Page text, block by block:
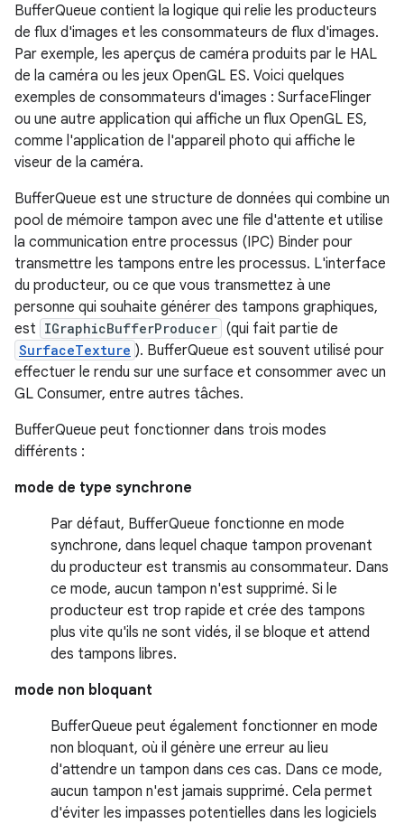
BufferQueue contient la logique qui relie les producteurs
de flux d'images et les consommateurs de flux d'images.
Par exemple, les aperçus de caméra produits par le HAL
de la caméra ou les jeux OpenGL ES. Voici quelques
exemples de consommateurs d'images : SurfaceFlinger
ou une autre application qui affiche un flux OpenGL ES,
comme l'application de l'appareil photo qui affiche le
viseur de la caméra.
BufferQueue est une structure de données qui combine un
pool de mémoire tampon avec une file d'attente et utilise
la communication entre processus (IPC) Binder pour
transmettre les tampons entre les processus. L'interface
du producteur, ou ce que vous transmettez à une
personne qui souhaite générer des tampons graphiques,
est IGraphicBufferProducer (qui fait partie de
SurfaceTexture ). BufferQueue est souvent utilisé pour
effectuer le rendu sur une surface et consommer avec un
GL Consumer, entre autres tâches.
BufferQueue peut fonctionner dans trois modes
différents :
mode de type synchrone
Par défaut, BufferQueue fonctionne en mode
synchrone, dans lequel chaque tampon provenant
du producteur est transmis au consommateur. Dans
ce mode, aucun tampon n'est supprimé. Si le
producteur est trop rapide et crée des tampons
plus vite qu'ils ne sont vidés, il se bloque et attend
des tampons libres.
mode non bloquant
BufferQueue peut également fonctionner en mode
non bloquant, où il génère une erreur au lieu
d'attendre un tampon dans ces cas. Dans ce mode,
aucun tampon n'est jamais supprimé. Cela permet
d'éviter les impasses potentielles dans les logiciels